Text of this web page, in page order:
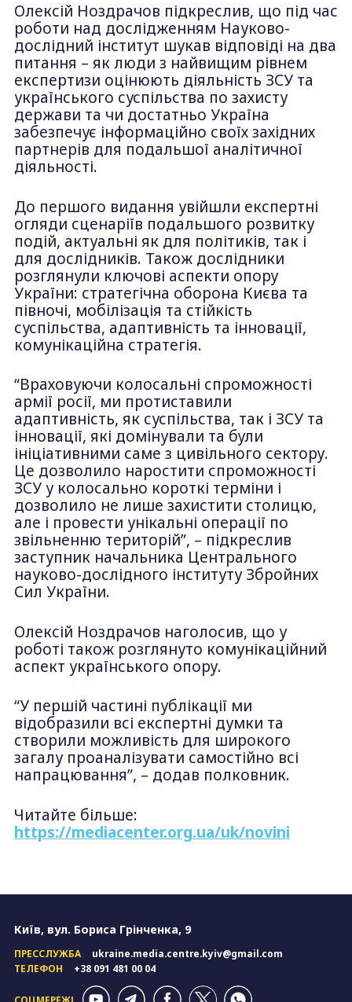
Олексій Ноздрачов підкреслив, що під час
роботи над дослідженням Науково-
дослідний інститут шукав відповіді на два
питання – як люди з найвищим рівнем
експертизи оцінюють діяльність ЗСУ та
українського суспільства по захисту
держави та чи достатньо Україна
забезпечує інформаційно своїх західних
партнерів для подальшої аналітичної
діяльності.
До першого видання увійшли експертні
огляди сценаріїв подальшого розвитку
подій, актуальні як для політиків, так і
для дослідників. Також дослідники
розглянули ключові аспекти опору
України: стратегічна оборона Києва та
півночі, мобілізація та стійкість
суспільства, адаптивність та інновації,
комунікаційна стратегія.
“Враховуючи колосальні спроможності
армії росії, ми протиставили
адаптивність, як суспільства, так і ЗСУ та
інновації, які домінували та були
ініціативними саме з цивільного сектору.
Це дозволило наростити спроможності
ЗСУ у колосально короткі терміни і
дозволило не лише захистити столицю,
але і провести унікальні операції по
звільненню територій”, – підкреслив
заступник начальника Центрального
науково-дослідного інституту Збройних
Сил України.
Олексій Ноздрачов наголосив, що у
роботі також розглянуто комунікаційний
аспект українського опору.
“У першій частині публікації ми
відобразили всі експертні думки та
створили можливість для широкого
загалу проаналізувати самостійно всі
напрацювання”, – додав полковник.
Читайте більше:
https://mediacenter.org.ua/uk/novini
Київ, вул. Бориса Грінченка, 9
ПРЕССЛУЖБА
ukraine.media.centre.kyiv@gmail.com
ТЕЛЕФОН
+38 091 481 00 04
СОЦМЕРЕЖІ